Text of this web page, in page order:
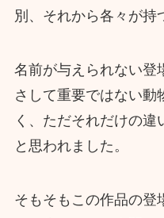
別、それから各々が持
名前が与えられない登
さして重要ではない動
く、ただそれだけの
と思われました。
そもそもこの作品の登